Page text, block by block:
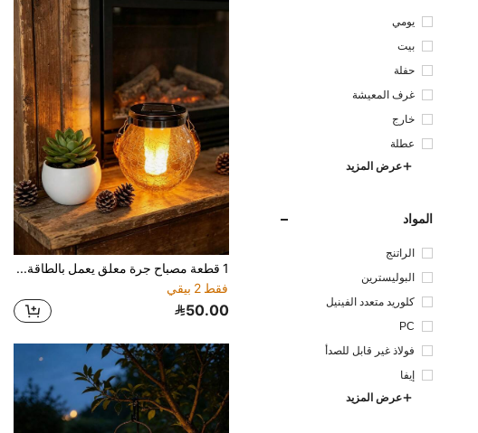
يومي
بيت
حفلة
غرف المعيشة
خارج
عطلة
عرض المزيد
المواد
الراتنج
البوليسترين
كلوريد متعدد الفينيل
PC
فولاذ غير قابل للصدأ
إيفا
عرض المزيد
1 قطعة مصباح جرة معلق يعمل بالطاقة الشمسية، مصباح زجاجي معلق للحديقة الخارجية، ديكور إبداعي للأمنيات، مصباح لهب جرة ماسون لعيد الميلاد
فقط 2 بيقي
50.00